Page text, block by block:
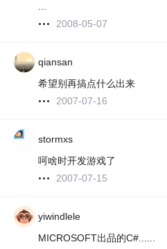
...
2008-05-07
qiansan
希望别再搞点什么出来
2007-07-16
stormxs
呵啥时开发游戏了
2007-07-15
yiwindlele
MICROSOFT出品的C#......